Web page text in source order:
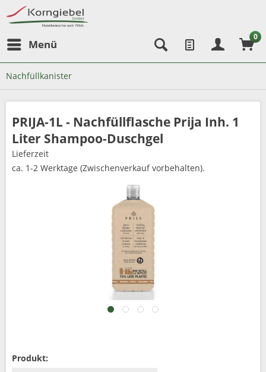
Menü
0
Nachfüllkanister
PRIJA-1L - Nachfüllflasche Prija Inh. 1
Liter Shampoo-Duschgel
Lieferzeit
ca. 1-2 Werktage (Zwischenverkauf vorbehalten).
Produkt: